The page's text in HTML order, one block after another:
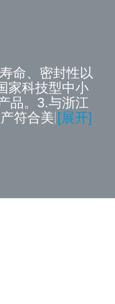
命、密封性以
家科技型中小
品。3.与浙江
符合美国[展开]